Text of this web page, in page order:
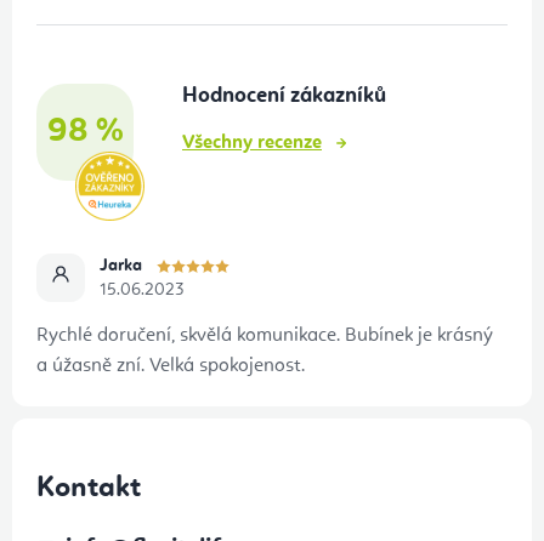
98 %
Hodnocení zákazníků
Všechny recenze
Jarka
15.06.2023
Rychlé doručení, skvělá komunikace. Bubínek je krásný
a úžasně zní. Velká spokojenost.
Kontakt